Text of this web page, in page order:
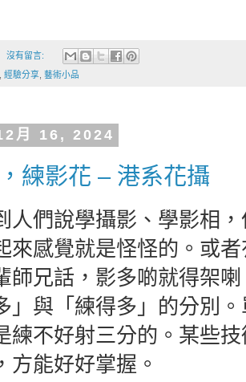
沒有留言:
經驗分享 藝術小品
月 16, 2024
練影花 – 港系花攝
人們說學攝影、學影相
來感覺就是怪怪的。或
師兄話，影多啲就得架
」與「練得多」的分別
練不好射三分的。某些
方能好好掌握。